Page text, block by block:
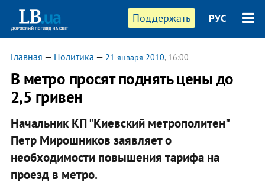
Поддержать РУС
Главная — Политика — 21 января 2010, 16:00
В метро просят поднять цены до
2,5 гривен
Начальник КП "Киевский метрополитен"
Петр Мирошников заявляет о
необходимости повышения тарифа на
проезд в метро.